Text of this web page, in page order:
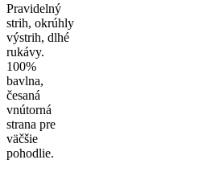
Pravidelný
strih, okrúhly
výstrih, dlhé
rukávy.
100%
bavlna,
česaná
vnútorná
strana pre
väčšie
pohodlie.